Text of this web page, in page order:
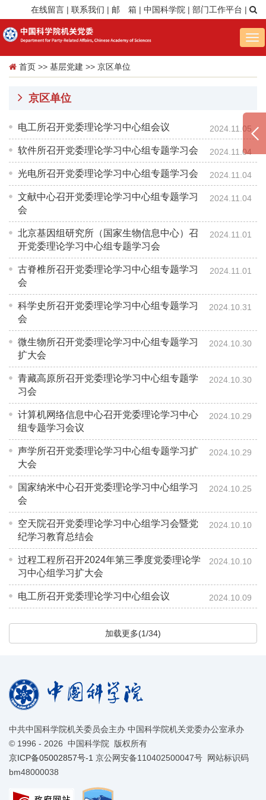
在线留言 | 联系我们 | 邮 箱 | 中国科学院 | 部门工作平台 |
首页 >> 基层党建 >> 京区单位
京区单位
电工所召开党委理论学习中心组会议 2024.11.05
软件所召开党委理论学习中心组专题学习会 2024.11.04
光电所召开党委理论学习中心组专题学习会 2024.11.04
文献中心召开党委理论学习中心组专题学习
会
2024.11.04
北京基因组研究所（国家生物信息中心）召
开党委理论学习中心组专题学习会
2024.11.01
古脊椎所召开党委理论学习中心组专题学习
会
2024.11.01
科学史所召开党委理论学习中心组专题学习
会
2024.10.31
微生物所召开党委理论学习中心组专题学习
扩大会
2024.10.30
青藏高原所召开党委理论学习中心组专题学
习会
2024.10.30
计算机网络信息中心召开党委理论学习中心
组专题学习会议
2024.10.29
声学所召开党委理论学习中心组专题学习扩
大会
2024.10.29
国家纳米中心召开党委理论学习中心组学习
会
2024.10.25
空天院召开党委理论学习中心组学习会暨党
纪学习教育总结会
2024.10.10
过程工程所召开2024年第三季度党委理论学
习中心组学习扩大会
2024.10.10
电工所召开党委理论学习中心组会议 2024.10.09
加载更多(1/34)
中共中国科学院机关委员会主办 中国科学院机关党委办公室承办
© 1996 - 2026 中国科学院 版权所有
京ICP备05002857号-1 京公网安备110402500047号 网站标识码
bm48000038